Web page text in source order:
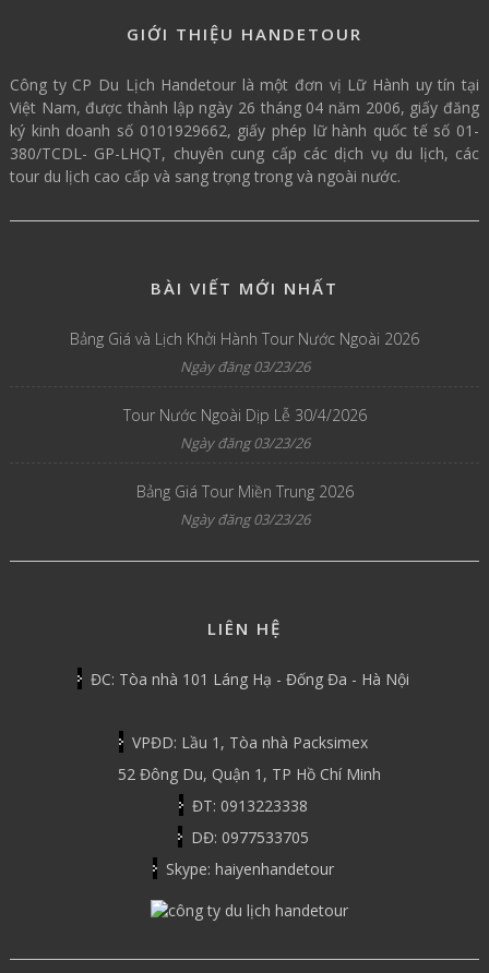
GIỚI THIỆU HANDETOUR
Công ty CP Du Lịch Handetour là một đơn vị Lữ Hành uy tín tại
Việt Nam, được thành lập ngày 26 tháng 04 năm 2006, giấy đăng
ký kinh doanh số 0101929662, giấy phép lữ hành quốc tế số 01-
380/TCDL- GP-LHQT, chuyên cung cấp các dịch vụ du lịch, các
tour du lịch cao cấp và sang trọng trong và ngoài nước.
BÀI VIẾT MỚI NHẤT
Bảng Giá và Lịch Khởi Hành Tour Nước Ngoài 2026
Ngày đăng 03/23/26
Tour Nước Ngoài Dịp Lễ 30/4/2026
Ngày đăng 03/23/26
Bảng Giá Tour Miền Trung 2026
Ngày đăng 03/23/26
LIÊN HỆ
ĐC: Tòa nhà 101 Láng Hạ - Đống Đa - Hà Nội
VPĐD: Lầu 1, Tòa nhà Packsimex
52 Đông Du, Quận 1, TP Hồ Chí Minh
ĐT: 0913223338
DĐ: 0977533705
Skype: haiyenhandetour